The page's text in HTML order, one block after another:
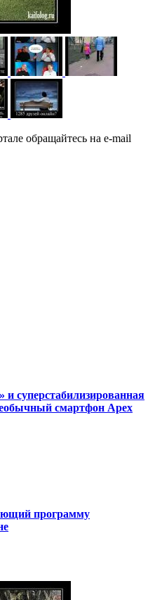
обращайтесь на e-mail
суперстабилизированная
смартфон Apex
программу